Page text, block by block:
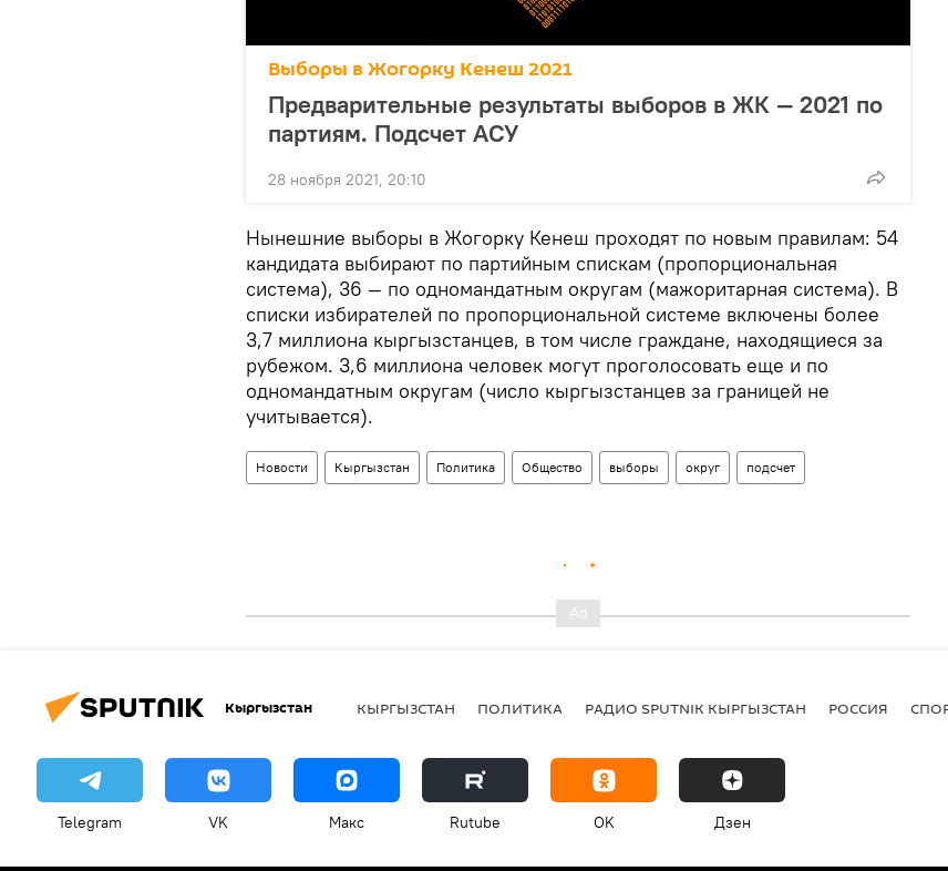
Выборы в Жогорку Кенеш 2021
Предварительные результаты выборов в ЖК — 2021 по
партиям. Подсчет АСУ
28 ноября 2021, 20:10
Нынешние выборы в Жогорку Кенеш проходят по новым правилам: 54
кандидата выбирают по партийным спискам (пропорциональная
система), 36 — по одномандатным округам (мажоритарная система). В
списки избирателей по пропорциональной системе включены более
3,7 миллиона кыргызстанцев, в том числе граждане, находящиеся за
рубежом. 3,6 миллиона человек могут проголосовать еще и по
одномандатным округам (число кыргызстанцев за границей не
учитывается).
Новости Кыргызстан Политика Общество выборы округ подсчет
Кыргызстан КЫРГЫЗСТАН ПОЛИТИКА РАДИО SPUTNIK КЫРГЫЗСТАН РОССИЯ
Telegram VK Макс Rutube OK Дзен